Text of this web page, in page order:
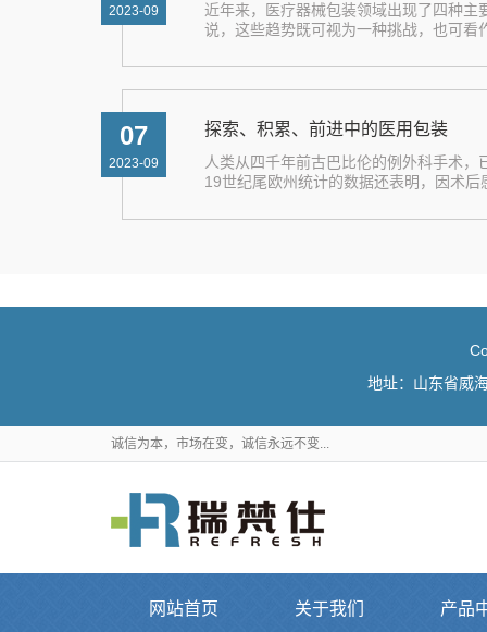
2023-09
近年来，医疗器械包装领域出现了四种主
说，这些趋势既可视为一种挑战，也可看
07
2023-09
探索、积累、前进中的医用包装
人类从四千年前古巴比伦的例外科手术
19世纪尾欧州统计的数据还表明，因术后
地址：山东省威
诚信为本，市场在变，诚信永远不变...
网站首页 关于我们 产品